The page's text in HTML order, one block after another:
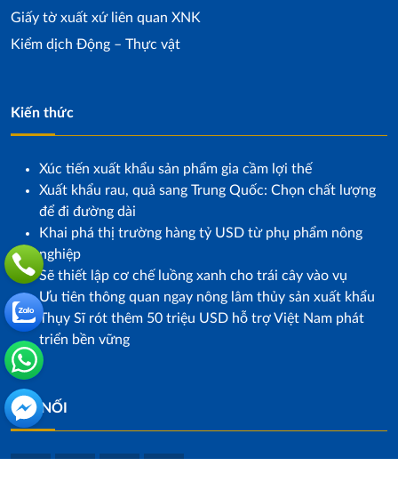
Giấy tờ xuất xứ liên quan XNK
Kiểm dịch Động – Thực vật
Kiến thức
Xúc tiến xuất khẩu sản phẩm gia cầm lợi thế
Xuất khẩu rau, quả sang Trung Quốc: Chọn chất lượng
để đi đường dài
Khai phá thị trường hàng tỷ USD từ phụ phẩm nông
nghiệp
Sẽ thiết lập cơ chế luồng xanh cho trái cây vào vụ
Ưu tiên thông quan ngay nông lâm thủy sản xuất khẩu
Thụy Sĩ rót thêm 50 triệu USD hỗ trợ Việt Nam phát
triển bền vững
KẾT NỐI